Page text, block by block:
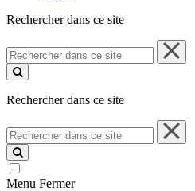
Rechercher dans ce site
Rechercher
dans
ce
Rechercher dans ce site
Rechercher
dans
ce
site
Menu Fermer